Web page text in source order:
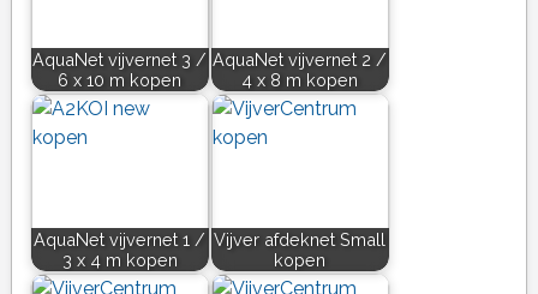
AquaNet vijvernet 3 /
6 x 10 m kopen
AquaNet vijvernet 2 /
4 x 8 m kopen
AquaNet vijvernet 1 /
3 x 4 m kopen
Vijver afdeknet Small
kopen